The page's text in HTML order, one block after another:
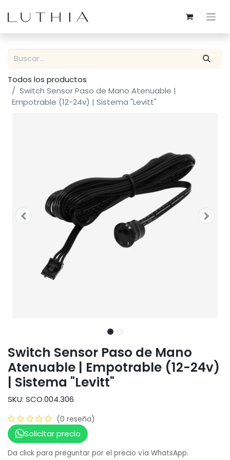
Todos los productos
Switch Sensor Paso de Mano Atenuable |
Empotrable (12-24v) | Sistema "Levitt"
Switch Sensor Paso de Mano
Atenuable | Empotrable (12-24v)
| Sistema "Levitt"
SKU: SCO.004.306
(0 reseña)
Solicitar precio
Da click para preguntar por el precio vía WhatsApp.